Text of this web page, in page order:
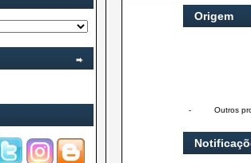
Origem
- Outros